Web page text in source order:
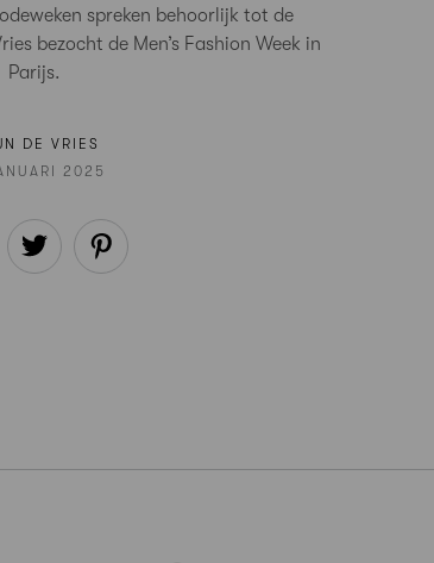
spreken behoorlijk tot de
bezocht de Men’s Fashion Week in
Parijs.
DE VRIES
2025